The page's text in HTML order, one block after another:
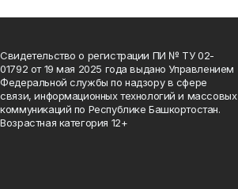
Свидетельство о регистрации ПИ № ТУ 02-
01792 от 19 мая 2025 года выдано Управлением
Федеральной службы по надзору в сфере
связи, информационных технологий и массовых
коммуникаций по Республике Башкортостан.
Возрастная категория 12+